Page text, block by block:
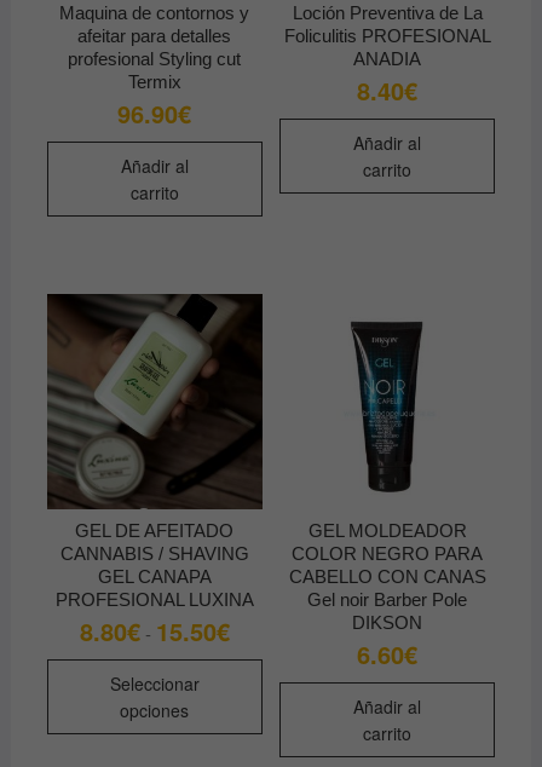
Maquina de contornos y
afeitar para detalles
profesional Styling cut
Termix
96.90€
Añadir al
carrito
Loción Preventiva de La
Foliculitis PROFESIONAL
ANADIA
8.40€
Añadir al
carrito
GEL DE AFEITADO
CANNABIS / SHAVING
GEL CANAPA
PROFESIONAL LUXINA
8.80€ - 15.50€Rango
de
precios:
15.50€
Seleccionar
opciones
Este
múltiples
GEL MOLDEADOR
COLOR NEGRO PARA
CABELLO CON CANAS
Gel noir Barber Pole
DIKSON
6.60€
Añadir al
carrito